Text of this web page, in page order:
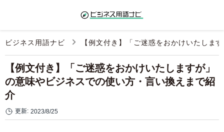
ビジネス用語ナビ 【例文付き】「ご迷惑をおかけいたしま
【例文付き】「ご迷惑をおかけいたしますが」
の意味やビジネスでの使い方・言い換えまで紹
介
更新: 2023/8/25